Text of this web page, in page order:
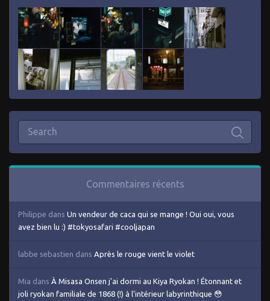
Commentaires récents
Philippe dans Un vendeur de caca qui se mange ! Oui oui, vous
avez bien lu :) #tokyosafari #cooljapan
labbe sebastien dans Après le rouge vient le violet
Mia dans À Misasa Onsen j’ai dormi au Kiya Ryokan ! Étonnant et
joli ryokan familiale de 1868 (!) à l’intérieur labyrinthique 😳